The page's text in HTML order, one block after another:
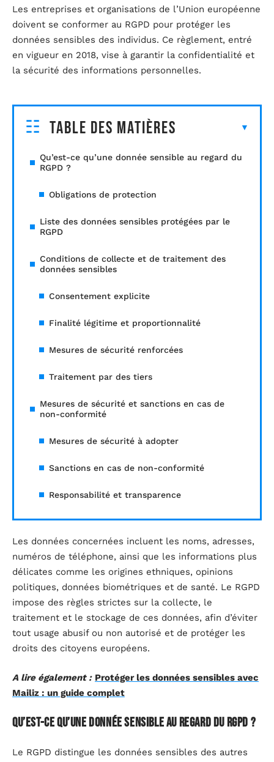
Les entreprises et organisations de l’Union européenne
doivent se conformer au RGPD pour protéger les
données sensibles des individus. Ce règlement, entré
en vigueur en 2018, vise à garantir la confidentialité et
la sécurité des informations personnelles.
Table des matières
Qu’est-ce qu’une donnée sensible au regard du
RGPD ?
Obligations de protection
Liste des données sensibles protégées par le
RGPD
Conditions de collecte et de traitement des
données sensibles
Consentement explicite
Finalité légitime et proportionnalité
Mesures de sécurité renforcées
Traitement par des tiers
Mesures de sécurité et sanctions en cas de
non-conformité
Mesures de sécurité à adopter
Sanctions en cas de non-conformité
Responsabilité et transparence
Les données concernées incluent les noms, adresses,
numéros de téléphone, ainsi que les informations plus
délicates comme les origines ethniques, opinions
politiques, données biométriques et de santé. Le RGPD
impose des règles strictes sur la collecte, le
traitement et le stockage de ces données, afin d’éviter
tout usage abusif ou non autorisé et de protéger les
droits des citoyens européens.
A lire également : Protéger les données sensibles avec
Mailiz : un guide complet
Qu’est-ce qu’une donnée sensible au regard du RGPD ?
Le RGPD distingue les données sensibles des autres